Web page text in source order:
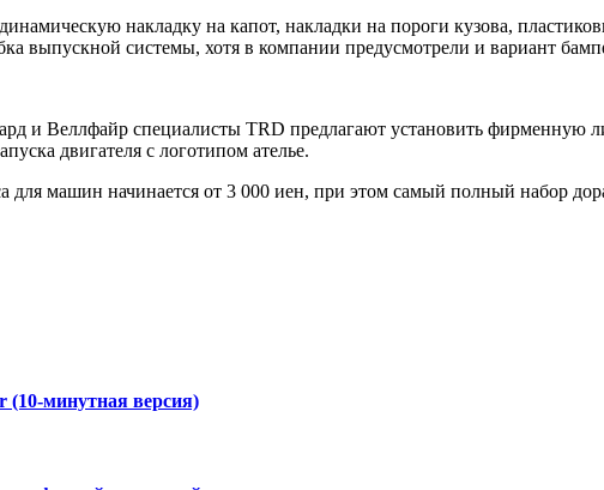
накладку на капот, накладки на пороги кузова,
выпускной системы, хотя в компании предусмотрели и вариант
и Веллфайр специалисты TRD предлагают установить фирменную
двигателя с логотипом ателье.
для машин начинается от 3 000 иен, при этом самый полный набор
(10-минутная версия)